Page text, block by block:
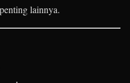
lainnya.